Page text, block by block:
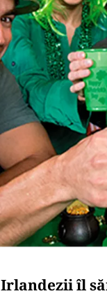
Irlandezii îl